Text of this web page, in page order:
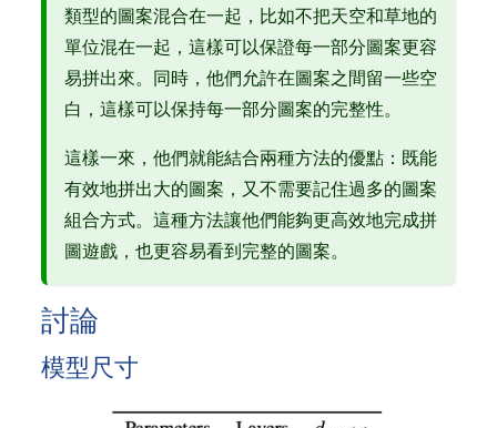
類型的圖案混合在一起，比如不把天空和草地的
單位混在一起，這樣可以保證每一部分圖案更容
易拼出來。同時，他們允許在圖案之間留一些空
白，這樣可以保持每一部分圖案的完整性。
這樣一來，他們就能結合兩種方法的優點：既能
有效地拼出大的圖案，又不需要記住過多的圖案
組合方式。這種方法讓他們能夠更高效地完成拼
圖遊戲，也更容易看到完整的圖案。
討論
模型尺寸